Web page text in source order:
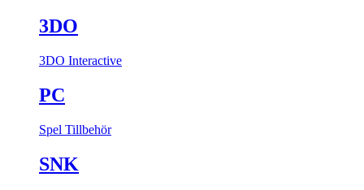
3DO
3DO Interactive
PC
Spel Tillbehör
SNK